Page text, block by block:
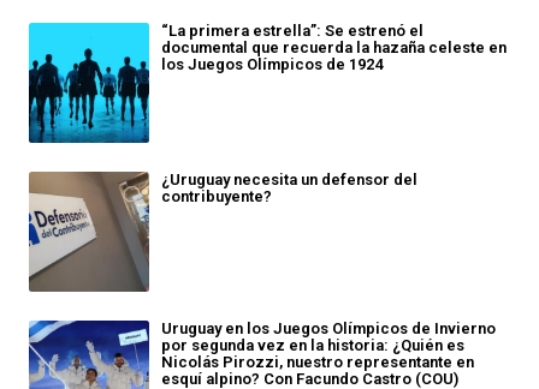
“La primera estrella”: Se estrenó el
documental que recuerda la hazaña celeste en
los Juegos Olímpicos de 1924
¿Uruguay necesita un defensor del
contribuyente?
Uruguay en los Juegos Olímpicos de Invierno
por segunda vez en la historia: ¿Quién es
Nicolás Pirozzi, nuestro representante en
esquí alpino? Con Facundo Castro (COU)